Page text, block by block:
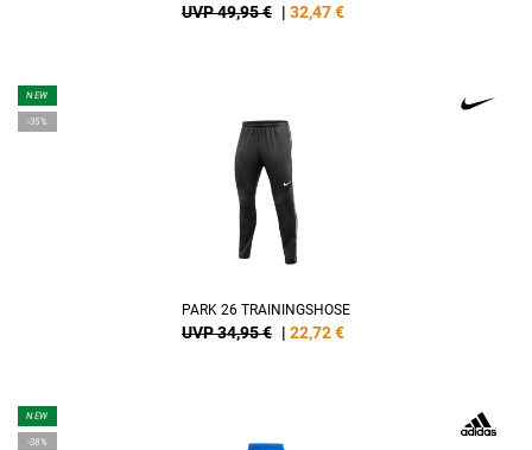
UVP 49,95 € | 32,47€
NEW
-35%
PARK 26 TRAININGSHOSE
UVP 34,95 € | 22,72€
NEW
-38%